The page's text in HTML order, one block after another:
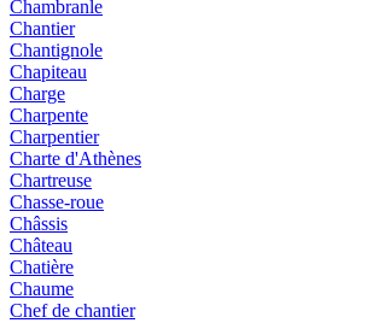
Chambranle
Chantier
Chantignole
Chapiteau
Charge
Charpente
Charpentier
Charte d'Athènes
Chartreuse
Chasse-roue
Châssis
Château
Chatière
Chaume
Chef de chantier